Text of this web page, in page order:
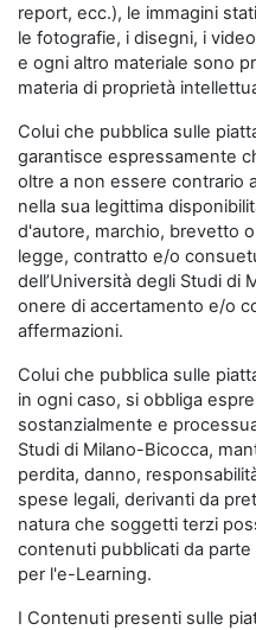
report, ecc.), le immagini
le fotografie, i disegni, i
e ogni altro materiale sono
materia di proprietà
Colui che pubblica sulle
garantisce espressamente
oltre a non essere contrario
nella sua legittima
d'autore, marchio, brevetto
legge, contratto e/o
dell’Università degli Studi di
onere di accertamento e/o
affermazioni.
Colui che pubblica sulle
in ogni caso, si obbliga
sostanzialmente e
Studi di Milano-Bicocca,
perdita, danno,
spese legali, derivanti da
natura che soggetti terzi
contenuti pubblicati da parte
per l'e-Learning.
I Contenuti presenti sulle